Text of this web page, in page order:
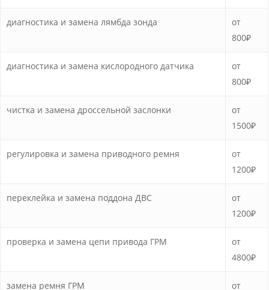
диагностика и замена лямбда зонда
от
800₽
диагностика и замена кислородного датчика
от
800₽
чистка и замена дроссельной заслонки
от
1500₽
регулировка и замена приводного ремня
от
1200₽
переклейка и замена поддона ДВС
от
1200₽
проверка и замена цепи привода ГРМ
от
4800₽
замена ремня ГРМ
от